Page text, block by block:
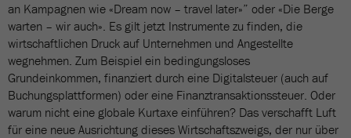
an Kampagnen wie «Dream now – travel later»” oder «Die Berge
warten – wir auch». Es gilt jetzt Instrumente zu finden, die
wirtschaftlichen Druck auf Unternehmen und Angestellte
wegnehmen. Zum Beispiel ein bedingungsloses
Grundeinkommen, finanziert durch eine Digitalsteuer (auch auf
Buchungsplattformen) oder eine Finanztransaktionssteuer. Oder
warum nicht eine globale Kurtaxe einführen? Das verschafft Luft
für eine neue Ausrichtung dieses Wirtschaftszweigs, der nur über